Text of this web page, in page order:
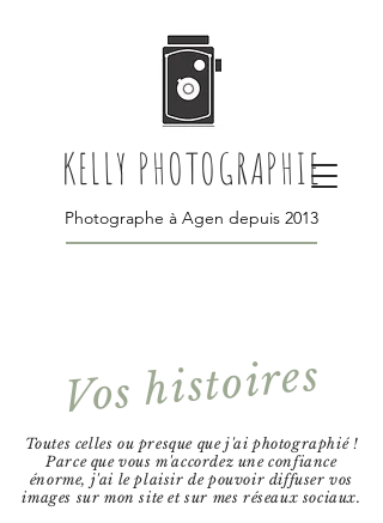
KELLY PHOTOGRAPHIE
Photographe à Agen depuis 2013
Vos histoires
Toutes celles ou presque que j'ai photographié !
Parce que vous m'accordez une confiance
énorme, j'ai le plaisir de pouvoir diffuser vos
images sur mon site et sur mes réseaux sociaux.